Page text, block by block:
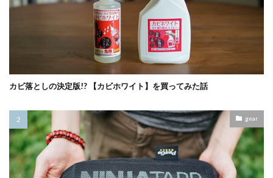
カビ落としの決定版!? 【カビホワイト】を買ってみた話
gear